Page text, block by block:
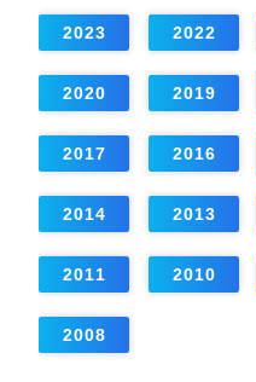
2023 2022
2020 2019
2017 2016
2014 2013
2011 2010
2008